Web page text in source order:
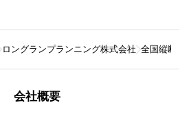
ロングランプランニング株式会社 全国縦断公
会社概要